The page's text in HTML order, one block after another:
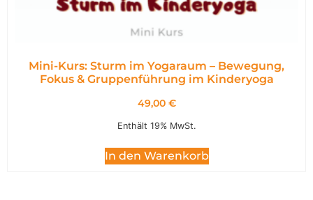
Mini-Kurs: Sturm im Yogaraum – Bewegung,
Fokus & Gruppenführung im Kinderyoga
49,00 €
Enthält 19% MwSt.
In den Warenkorb